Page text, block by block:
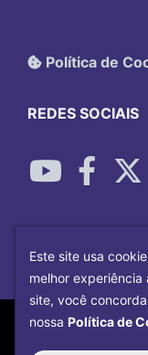
Política de
REDES SOCIAIS
Este site usa
melhor experiência
site, você
nossa Política de